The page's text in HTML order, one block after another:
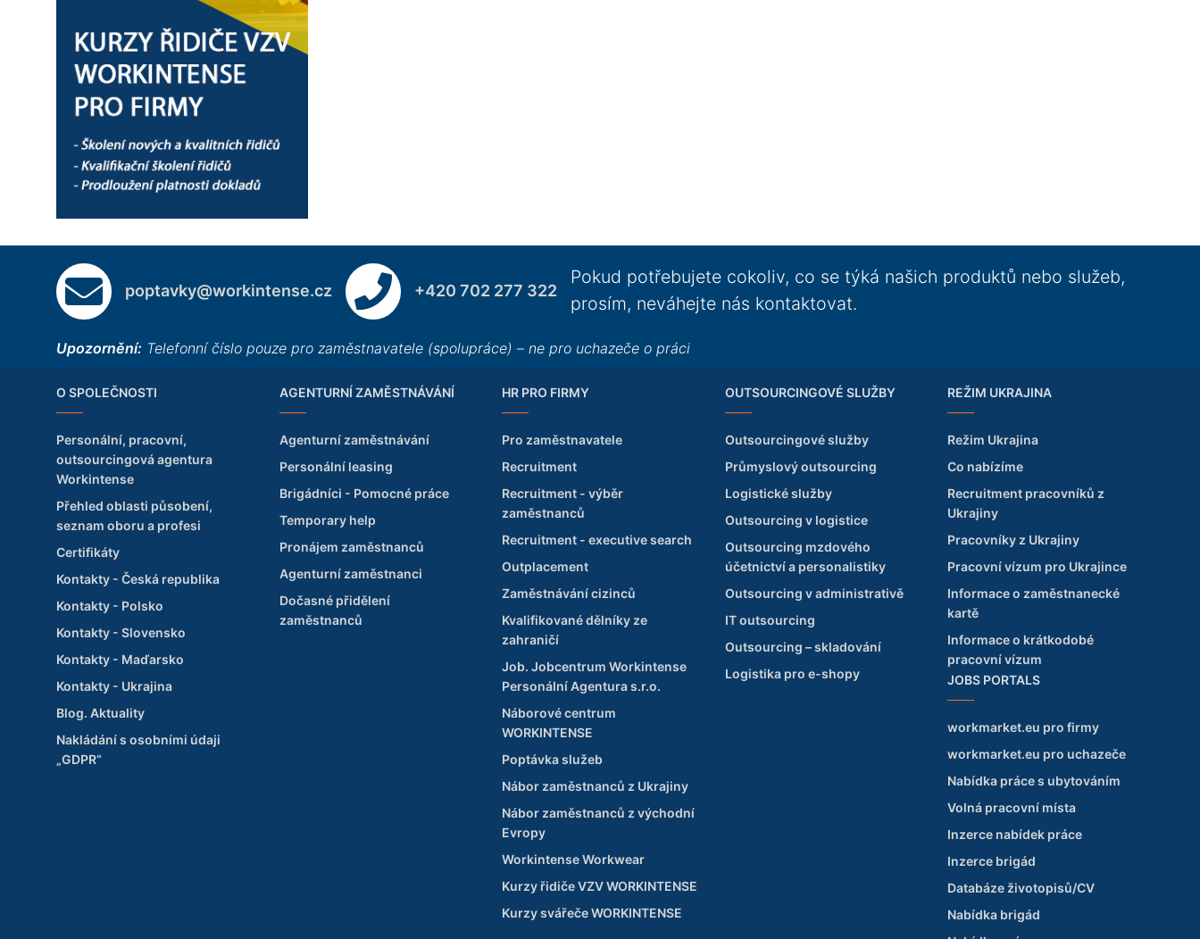
poptavky@workintense.cz +420 702 277 322
Pokud potřebujete cokoliv, co se týká našich produktů nebo služeb,
prosím, neváhejte nás kontaktovat.
Upozornění: Telefonní číslo pouze pro zaměstnavatele (spolupráce) – ne pro uchazeče o práci
O SPOLEČNOSTI
Personální, pracovní,
outsourcingová agentura
Workintense
Přehled oblasti působení,
seznam oboru a profesi
Certifikáty
Kontakty - Česká republika
Kontakty - Polsko
Kontakty - Slovensko
Kontakty - Maďarsko
Kontakty - Ukrajina
Blog. Aktuality
Nakládání s osobními údaji
„GDPR“
AGENTURNÍ ZAMĚSTNÁVÁNÍ
Agenturní zaměstnávání
Personální leasing
Brigádníci - Pomocné práce
Temporary help
Pronájem zaměstnanců
Agenturní zaměstnanci
Dočasné přidělení
zaměstnanců
HR PRO FIRMY
Pro zaměstnavatele
Recruitment
Recruitment - výběr
zaměstnanců
Recruitment - executive search
Outplacement
Zaměstnávání cizinců
Kvalifikované dělníky ze
zahraničí
Job. Jobcentrum Workintense
Personální Agentura s.r.o.
Náborové centrum
WORKINTENSE
Poptávka služeb
Nábor zaměstnanců z Ukrajiny
Nábor zaměstnanců z východní
Evropy
Workintense Workwear
Kurzy řidiče VZV WORKINTENSE
Kurzy svářeče WORKINTENSE
OUTSOURCINGOVÉ SLUŽBY
Outsourcingové služby
Průmyslový outsourcing
Logistické služby
Outsourcing v logistice
Outsourcing mzdového
účetnictví a personalistiky
Outsourcing v administrativě
IT outsourcing
Outsourcing – skladování
Logistika pro e-shopy
REŽIM UKRAJINA
Režim Ukrajina
Co nabízíme
Recruitment pracovníků z
Ukrajiny
Pracovníky z Ukrajiny
Pracovní vízum pro Ukrajince
Informace o zaměstnanecké
kartě
Informace o krátkodobé
pracovní vízum
JOBS PORTALS
workmarket.eu pro firmy
workmarket.eu pro uchazeče
Nabídka práce s ubytováním
Volná pracovní místa
Inzerce nabídek práce
Inzerce brigád
Databáze životopisů/CV
Nabídka brigád